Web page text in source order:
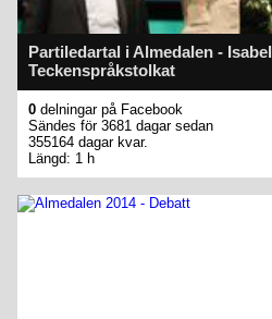
Partiledartal i Almedalen -
Teckenspråkstolkat
0 delningar på Facebook
Sändes för 3681 dagar sedan
355164 dagar kvar.
Längd: 1 h